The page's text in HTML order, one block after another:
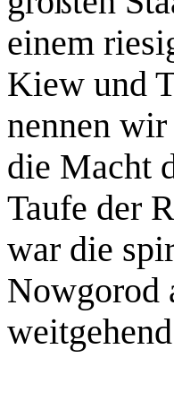
einem
Kiew und
nennen
die Macht
Taufe der
war die
Nowgorod